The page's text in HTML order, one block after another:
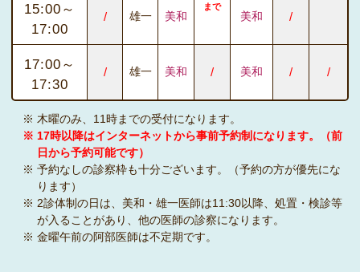
まで
15:00～
17:00
/ 雄一 美和 美和 /
17:00～
17:30
/ 雄一 美和 / 美和 / /
※ 木曜のみ、11時までの受付になります。
※ 17時以降はインターネットから事前予約制になります。（前
日から予約可能です）
※ 予約なしの診察枠も十分ございます。（予約の方が優先にな
ります）
※ 2診体制の日は、美和・雄一医師は11:30以降、処置・検診等
が入ることがあり、他の医師の診察になります。
※ 金曜午前の阿部医師は不定期です。